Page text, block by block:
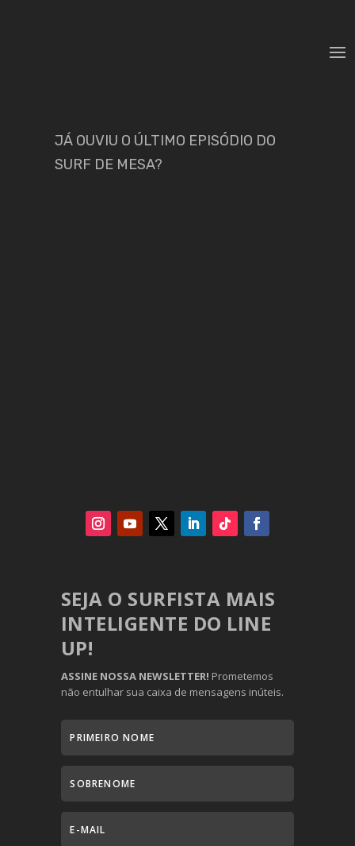
JÁ OUVIU O ÚLTIMO EPISÓDIO DO
SURF DE MESA?
SEJA O SURFISTA MAIS
INTELIGENTE DO LINE
UP!
ASSINE NOSSA NEWSLETTER! Prometemos
não entulhar sua caixa de mensagens inúteis.